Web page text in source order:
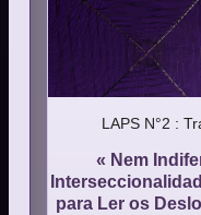
LAPS N°2 :
« Nem
para Ler os